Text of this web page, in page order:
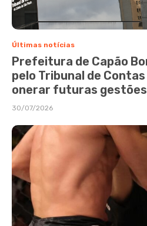
Últimas notícias
Prefeitura de Capão
pelo Tribunal de
onerar futuras gestões
30/07/2026